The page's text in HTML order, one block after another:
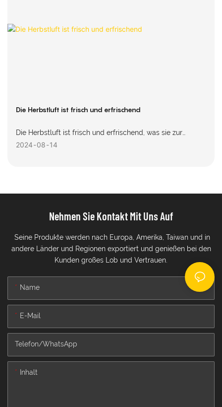
Die Herbstluft ist frisch und erfrischend
Die Herbstluft ist frisch und erfrischend, was sie zur
perfekten Jahreszeit zum Radfahren macht! Die
2024 08 14
Nehmen Sie Kontakt Mit Uns Auf
Seine Produkte werden nach Europa, Amerika, Taiwan und in
andere Länder und Regionen exportiert und genießen bei den
Kunden großes Lob und Vertrauen.
Name
E-Mail
Telefon/WhatsApp
Inhalt